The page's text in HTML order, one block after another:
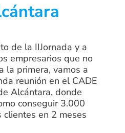
de la IIJornada y a
empresarios que no
la primera, vamos a
reunión en el CADE
Alcántara, donde
conseguir 3.000
clientes en 2 meses